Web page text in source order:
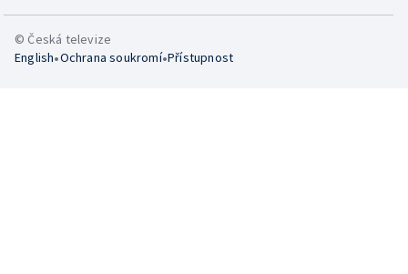
© Česká televize
English•Ochrana soukromí•Přístupnost